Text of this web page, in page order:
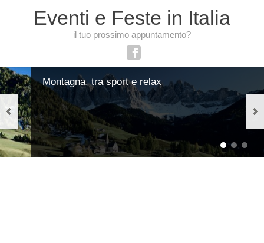
Eventi e Feste in Italia
il tuo prossimo appuntamento?
Montagna, tra sport e relax